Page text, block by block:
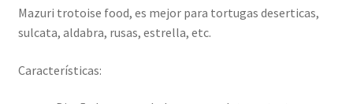
Mazuri trotoise food, es mejor para tortugas deserticas,
sulcata, aldabra, rusas, estrella, etc.
Características: